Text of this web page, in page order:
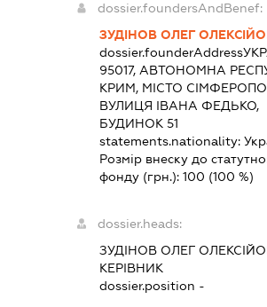
dossier.foundersAndBenef:
ЗУДІНОВ ОЛЕГ
dossier.founderAddress
95017, АВТОНОМНА
КРИМ, МІСТО
ВУЛИЦЯ ІВАНА ФЕДЬКО,
БУДИНОК 51
statements.nationality:
Розмір внеску до
фонду (грн.): 100 (100 %)
dossier.heads:
ЗУДІНОВ ОЛЕГ
КЕРІВНИК
dossier.position -